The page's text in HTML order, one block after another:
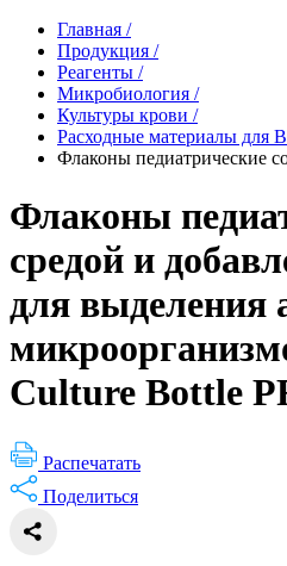
Главная /
Продукция /
Реагенты /
Микробиология /
Культуры крови /
Расходные материалы для
Флаконы педиатрические
Флаконы
средой и
для выделения
Culture Bottle
Распечатать
Поделиться